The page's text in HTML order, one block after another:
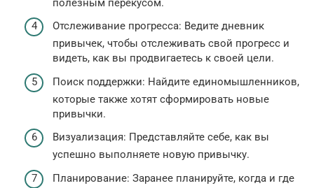
полезным перекусом.
Отслеживание прогресса: Ведите дневник
привычек, чтобы отслеживать свой прогресс и
видеть, как вы продвигаетесь к своей цели.
Поиск поддержки: Найдите единомышленников,
которые также хотят сформировать новые
привычки.
Визуализация: Представляйте себе, как вы
успешно выполняете новую привычку.
Планирование: Заранее планируйте, когда и где